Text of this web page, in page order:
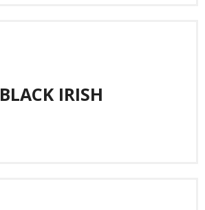
BLACK IRISH